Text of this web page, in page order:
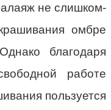
не слишком-
омбре
благодаря
работе
пользуется